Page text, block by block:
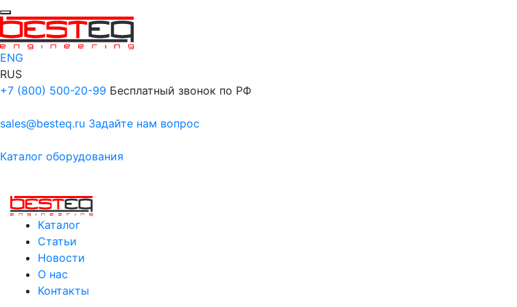
ENG
RUS
+7 (800) 500-20-99 Бесплатный звонок по РФ
sales@besteq.ru Задайте нам вопрос
Каталог оборудования
Каталог
Статьи
Новости
О нас
Контакты